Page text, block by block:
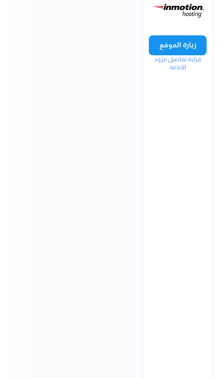
زيارة الموقع
قراءة تفاصيل مزود
الخدمة